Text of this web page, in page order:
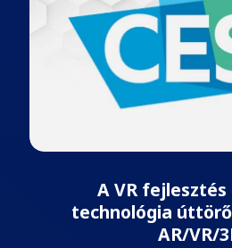
A VR fejlesztés
technológia úttörői
AR/VR/